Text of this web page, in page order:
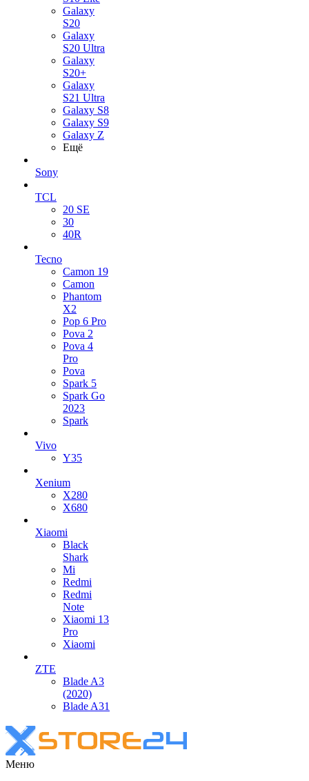
Galaxy
S20
Galaxy
S20 Ultra
Galaxy
S20+
Galaxy
S21 Ultra
Galaxy S8
Galaxy S9
Galaxy Z
Ещё
Sony
TCL
20 SE
30
40R
Tecno
Camon 19
Camon
Phantom
X2
Pop 6 Pro
Pova 2
Pova 4
Pro
Pova
Spark 5
Spark Go
2023
Spark
Vivo
Y35
Xenium
X280
X680
Xiaomi
Black
Shark
Mi
Redmi
Redmi
Note
Xiaomi 13
Pro
Xiaomi
ZTE
Blade A3
(2020)
Blade A31
Меню